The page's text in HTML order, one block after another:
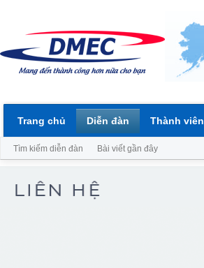
Trang chủ Diễn đàn
Tìm kiếm diễn đàn Bài viết gần đây
Thành viên